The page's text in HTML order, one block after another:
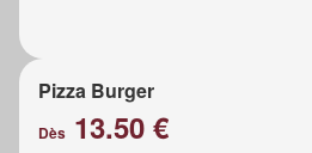
Pizza Burger
Dès 13.50 €